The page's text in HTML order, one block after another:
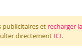
publicitaires et recharger
directement ICI.